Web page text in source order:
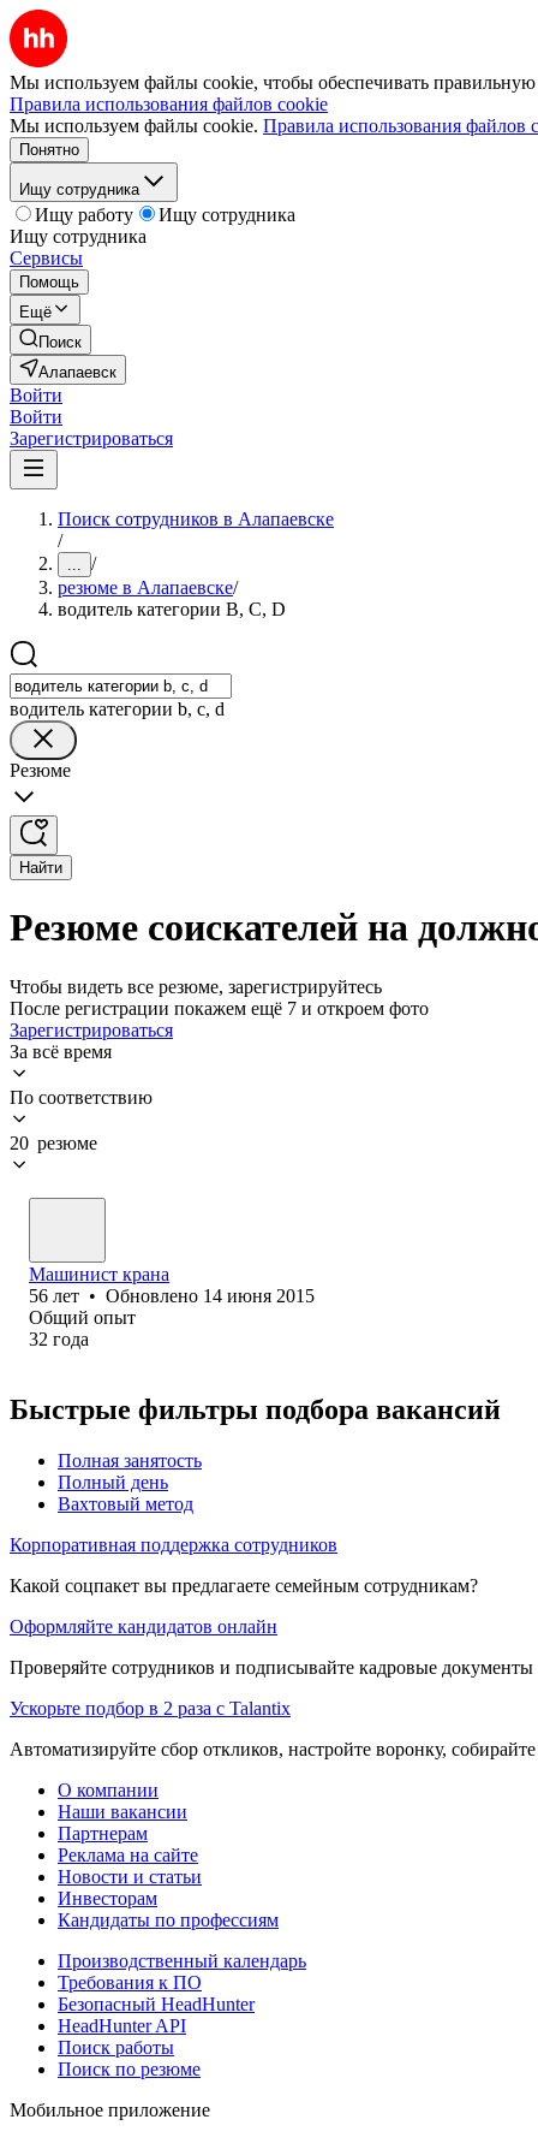
Мы используем файлы cookie, чтобы обеспечивать правильную
Правила использования файлов cookie
Мы используем файлы cookie. Правила использования файлов
Понятно
Ищу сотрудника
Ищу работу
Ищу сотрудника
Ищу сотрудника
Сервисы
Помощь
Ещё
Поиск
Алапаевск
Войти
Войти
Зарегистрироваться
Поиск сотрудников в Алапаевске
/
... /
резюме в Алапаевске/
водитель категории B, C, D
водитель категории b, c, d
Резюме
Найти
Резюме соискателей на
Чтобы видеть все резюме, зарегистрируйтесь
После регистрации покажем ещё 7 и откроем фото
Зарегистрироваться
За всё время
По соответствию
20 резюме
Машинист крана
56 лет • Обновлено 14 июня 2015
Общий опыт
32 года
Быстрые фильтры подбора вакансий
Полная занятость
Полный день
Вахтовый метод
Корпоративная поддержка сотрудников
Какой соцпакет вы предлагаете семейным сотрудникам?
Оформляйте кандидатов онлайн
Проверяйте сотрудников и подписывайте кадровые
Ускорьте подбор в 2 раза с Talantix
Автоматизируйте сбор откликов, настройте воронку,
О компании
Наши вакансии
Партнерам
Реклама на сайте
Новости и статьи
Инвесторам
Кандидаты по профессиям
Производственный календарь
Требования к ПО
Безопасный HeadHunter
HeadHunter API
Поиск работы
Поиск по резюме
Мобильное приложение